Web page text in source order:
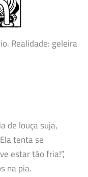
Realidade: geleira
de louça suja,
tenta se
estar tão fria!”,
na pia.